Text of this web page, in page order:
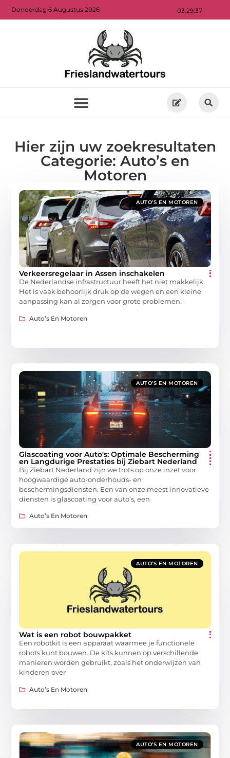
03:29:39
Donderdag 6 Augustus 2026
Hier zijn uw zoekresultaten
Categorie: Auto’s en
Motoren
AUTO’S EN MOTOREN
Verkeersregelaar in Assen inschakelen
De Nederlandse infrastructuur heeft het niet makkelijk.
Het is vaak behoorlijk druk op de wegen en een kleine
aanpassing kan al zorgen voor grote problemen.
Auto’s En Motoren
AUTO’S EN MOTOREN
Glascoating voor Auto's: Optimale Bescherming
en Langdurige Prestaties bij Ziebart Nederland
Bij Ziebart Nederland zijn we trots op onze inzet voor
hoogwaardige auto-onderhouds- en
beschermingsdiensten. Een van onze meest innovatieve
diensten is glascoating voor auto’s, een
Auto’s En Motoren
AUTO’S EN MOTOREN
Wat is een robot bouwpakket
Een robotkit is een apparaat waarmee je functionele
robots kunt bouwen. De kits kunnen op verschillende
manieren worden gebruikt, zoals het onderwijzen van
kinderen over
Auto’s En Motoren
AUTO’S EN MOTOREN